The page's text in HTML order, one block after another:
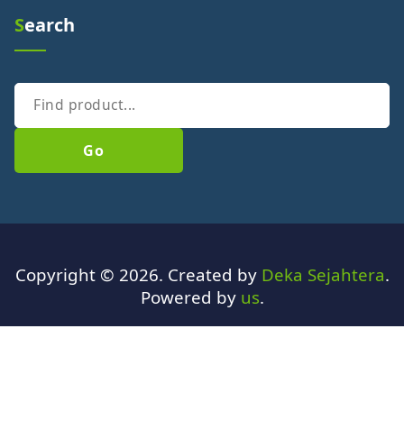
Search
Go
Copyright © 2026. Created by Deka Sejahtera.
Powered by us.